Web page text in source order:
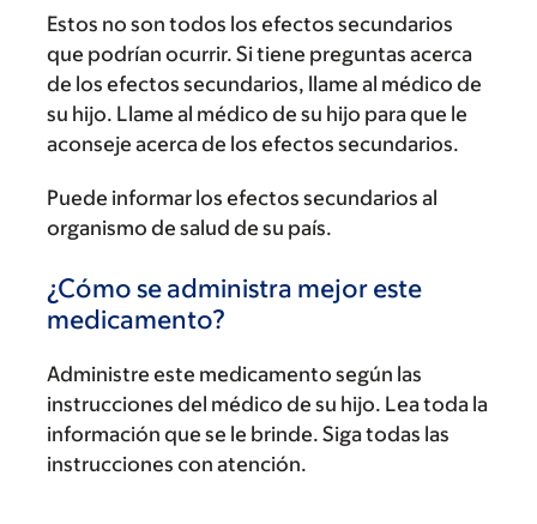
Estos no son todos los efectos secundarios
que podrían ocurrir. Si tiene preguntas acerca
de los efectos secundarios, llame al médico de
su hijo. Llame al médico de su hijo para que le
aconseje acerca de los efectos secundarios.
Puede informar los efectos secundarios al
organismo de salud de su país.
¿Cómo se administra mejor este
medicamento?
Administre este medicamento según las
instrucciones del médico de su hijo. Lea toda la
información que se le brinde. Siga todas las
instrucciones con atención.